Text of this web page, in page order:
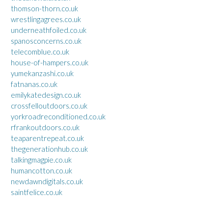
thomson-thorn.co.uk
wrestlingagrees.co.uk
underneathfoiled.co.uk
spanosconcerns.co.uk
telecomblue.co.uk
house-of-hampers.co.uk
yumekanzashi.co.uk
fatnanas.co.uk
emilykatedesign.co.uk
crossfelloutdoors.co.uk
yorkroadreconditioned.co.uk
rfrankoutdoors.co.uk
teaparentrepeat.co.uk
thegenerationhub.co.uk
talkingmagpie.co.uk
humancotton.co.uk
newdawndigitals.co.uk
saintfelice.co.uk